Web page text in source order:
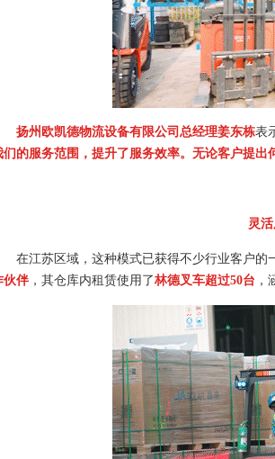
扬州欧凯德物流设备有限公司总经理姜东栋表
们的服务范围，提升了服务效率。无论客户提出
灵活
在江苏区域，这种模式已获得不少行业客户的
伙伴，其仓库内租赁使用了林德叉车超过50台 ，